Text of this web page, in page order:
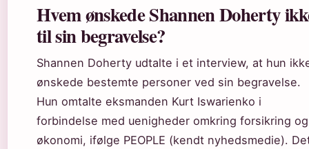
Hvem ønskede Shannen Doherty
til sin begravelse?
Shannen Doherty udtalte i et interview, at hun
ønskede bestemte personer ved sin begravelse.
Hun omtalte eksmanden Kurt Iswarienko i
forbindelse med uenigheder omkring forsikring og
økonomi, ifølge PEOPLE (kendt nyhedsmedie).